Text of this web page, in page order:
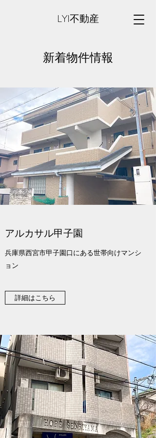
LYI不動産
​​新着物件情報
​​アルカサル甲子園
兵庫県西宮市甲子園口にある世帯向けマンシ
ョン
詳細はこちら